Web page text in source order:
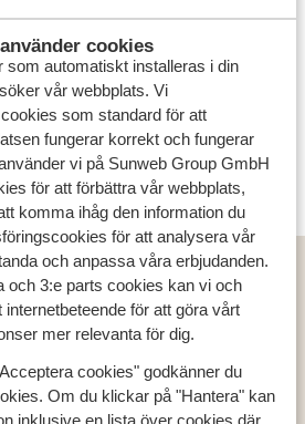
cookies
som automatiskt installeras i din
vår webbplats. Vi
som standard för att
fungerar korrekt och fungerar
vi på Sunweb Group GmbH
för att förbättra vår webbplats,
komma ihåg den information du
för att analysera vår
och anpassa våra erbjudanden.
och 3:e parts cookies kan vi och
för att göra vårt
mer relevanta för dig.
cookies" godkänner du
Om du klickar på "Hantera" kan
inklusive en lista över cookies där
länder
Grekland
Turkiet